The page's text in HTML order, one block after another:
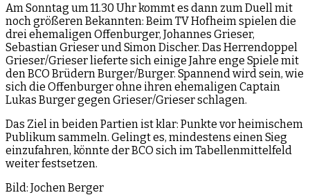
Am Sonntag um 11.30 Uhr kommt es dann zum Duell mit
noch größeren Bekannten: Beim TV Hofheim spielen die
drei ehemaligen Offenburger, Johannes Grieser,
Sebastian Grieser und Simon Discher. Das Herrendoppel
Grieser/Grieser lieferte sich einige Jahre enge Spiele mit
den BCO Brüdern Burger/Burger. Spannend wird sein, wie
sich die Offenburger ohne ihren ehemaligen Captain
Lukas Burger gegen Grieser/Grieser schlagen.
Das Ziel in beiden Partien ist klar: Punkte vor heimischem
Publikum sammeln. Gelingt es, mindestens einen Sieg
einzufahren, könnte der BCO sich im Tabellenmittelfeld
weiter festsetzen.
Bild: Jochen Berger